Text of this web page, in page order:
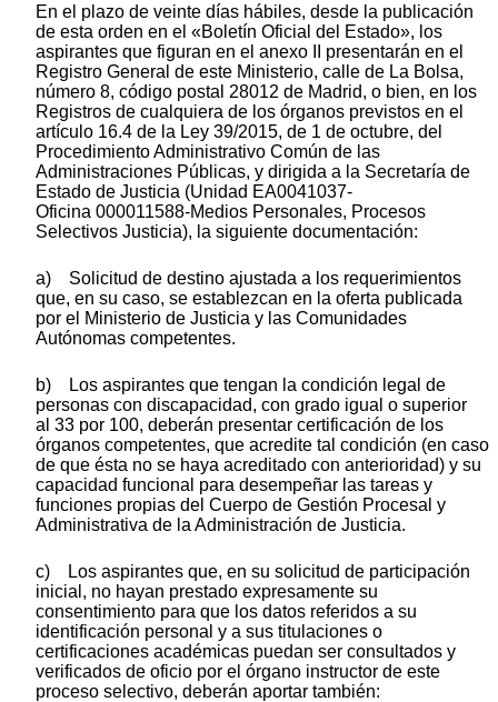
En el plazo de veinte días hábiles, desde la publicación
de esta orden en el «Boletín Oficial del Estado», los
aspirantes que figuran en el anexo II presentarán en el
Registro General de este Ministerio, calle de La Bolsa,
número 8, código postal 28012 de Madrid, o bien, en los
Registros de cualquiera de los órganos previstos en el
artículo 16.4 de la Ley 39/2015, de 1 de octubre, del
Procedimiento Administrativo Común de las
Administraciones Públicas, y dirigida a la Secretaría de
Estado de Justicia (Unidad EA0041037-
Oficina 000011588-Medios Personales, Procesos
Selectivos Justicia), la siguiente documentación:
a) Solicitud de destino ajustada a los requerimientos
que, en su caso, se establezcan en la oferta publicada
por el Ministerio de Justicia y las Comunidades
Autónomas competentes.
b) Los aspirantes que tengan la condición legal de
personas con discapacidad, con grado igual o superior
al 33 por 100, deberán presentar certificación de los
órganos competentes, que acredite tal condición (en caso
de que ésta no se haya acreditado con anterioridad) y su
capacidad funcional para desempeñar las tareas y
funciones propias del Cuerpo de Gestión Procesal y
Administrativa de la Administración de Justicia.
c) Los aspirantes que, en su solicitud de participación
inicial, no hayan prestado expresamente su
consentimiento para que los datos referidos a su
identificación personal y a sus titulaciones o
certificaciones académicas puedan ser consultados y
verificados de oficio por el órgano instructor de este
proceso selectivo, deberán aportar también: